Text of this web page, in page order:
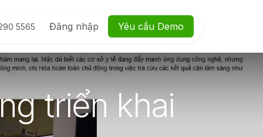
Hướng dẫn
5565 Đăng nhập Yêu cầu Dem​​o
triển khai